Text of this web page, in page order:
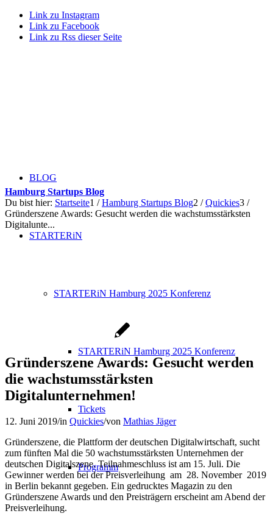
Link zu Instagram
Link zu Facebook
Link zu Rss dieser Seite
BLOG
STARTERiN
STARTERiN Hamburg 2025 Konferenz
STARTERiN Hamburg 2025 Konferenz
Tickets
Programm
Hamburg Startups Blog
Du bist hier: Startseite1 / Hamburg Startups Blog2 / Quickies3 /
Gründerszene Awards: Gesucht werden die wachstumsstärksten
Digitalunte...
Gründerszene Awards: Gesucht werden
die wachstumsstärksten
Digitalunternehmen!
12. Juni 2019/in Quickies/von Mathias Jäger
Gründerszene, die Plattform der deutschen Digitalwirtschaft, sucht
zum fünften Mal die 50 wachstumsstärksten Unternehmen der
deutschen Digitalszene. Teilnahmeschluss ist am 15. Juli. Die
Gewinner werden bei der Preisverleihung am 28. November 2019
in Berlin bekannt gegeben. Ein gedrucktes Magazin zu den
Gründerszene Awards und den Preisträgern erscheint am Abend der
Preisverleihung.